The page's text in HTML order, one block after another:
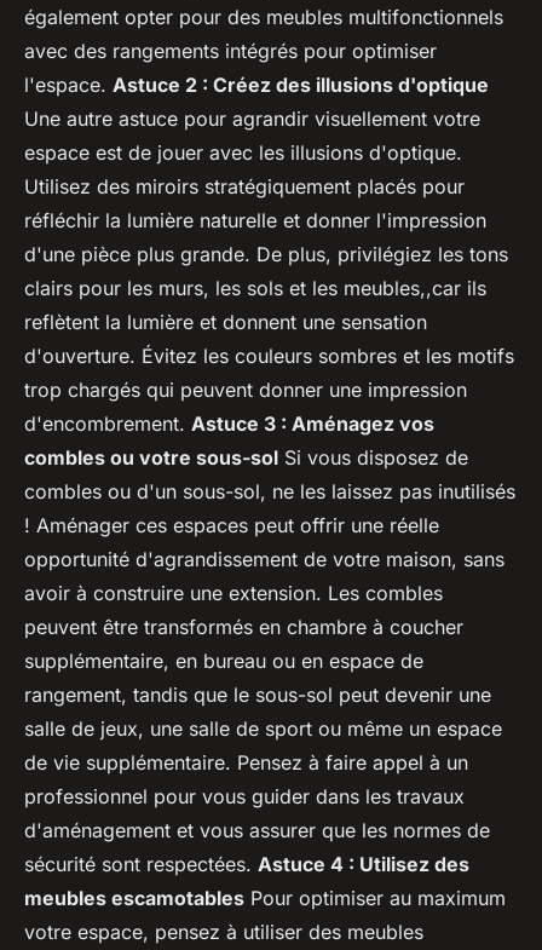
également opter pour des meubles multifonctionnels
avec des rangements intégrés pour optimiser
l'espace. Astuce 2 : Créez des illusions d'optique
Une autre astuce pour agrandir visuellement votre
espace est de jouer avec les illusions d'optique.
Utilisez des miroirs stratégiquement placés pour
réfléchir la lumière naturelle et donner l'impression
d'une pièce plus grande. De plus, privilégiez les tons
clairs pour les murs, les sols et les meubles,,car ils
reflètent la lumière et donnent une sensation
d'ouverture. Évitez les couleurs sombres et les motifs
trop chargés qui peuvent donner une impression
d'encombrement. Astuce 3 : Aménagez vos
combles ou votre sous-sol Si vous disposez de
combles ou d'un sous-sol, ne les laissez pas inutilisés
! Aménager ces espaces peut offrir une réelle
opportunité d'agrandissement de votre maison, sans
avoir à construire une extension. Les combles
peuvent être transformés en chambre à coucher
supplémentaire, en bureau ou en espace de
rangement, tandis que le sous-sol peut devenir une
salle de jeux, une salle de sport ou même un espace
de vie supplémentaire. Pensez à faire appel à un
professionnel pour vous guider dans les travaux
d'aménagement et vous assurer que les normes de
sécurité sont respectées. Astuce 4 : Utilisez des
meubles escamotables Pour optimiser au maximum
votre espace, pensez à utiliser des meubles